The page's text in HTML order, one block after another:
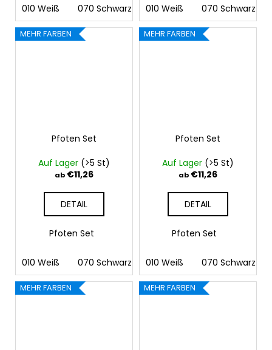
010 Weiß 070 Schwarz 090 Silber 091 Gold
010 Weiß 070 Schwarz
MEHR FARBEN
Pfoten Set
Auf Lager (>5 St)
ab €11,26
DETAIL
Pfoten Set
010 Weiß 070 Schwarz 090 Silber 091 Gold
MEHR FARBEN
Pfoten Set
Auf Lager (>5 St)
ab €11,26
DETAIL
Pfoten Set
010 Weiß 070 Schwarz
MEHR FARBEN MEHR FARBEN